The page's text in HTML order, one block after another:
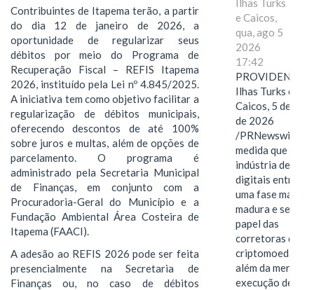
Contribuintes de Itapema terão, a partir
do dia 12 de janeiro de 2026, a
oportunidade de regularizar seus
débitos por meio do Programa de
Recuperação Fiscal – REFIS Itapema
2026, instituído pela Lei nº 4.845/2025.
A iniciativa tem como objetivo facilitar a
regularização de débitos municipais,
oferecendo descontos de até 100%
sobre juros e multas, além de opções de
parcelamento. O programa é
administrado pela Secretaria Municipal
de Finanças, em conjunto com a
Procuradoria-Geral do Município e a
Fundação Ambiental Área Costeira de
Itapema (FAACI).
A adesão ao REFIS 2026 pode ser feita
presencialmente na Secretaria de
Finanças ou, no caso de débitos
Ilhas Turks
e Caicos,
qua, ago 5
2026
17:42
Ilhas Turks e
Caicos, 5 de
de 2026
/PRNewswire/
medida que a
indústria de
digitais entra em
uma fase mais
madura e
papel das
corretoras de
criptomoedas
além da mera
execução de…